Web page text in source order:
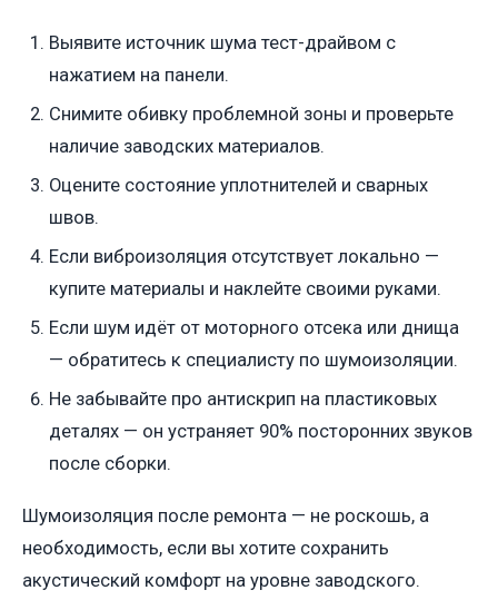
Выявите источник шума тест-драйвом с
нажатием на панели.
Снимите обивку проблемной зоны и проверьте
наличие заводских материалов.
Оцените состояние уплотнителей и сварных
швов.
Если виброизоляция отсутствует локально —
купите материалы и наклейте своими руками.
Если шум идёт от моторного отсека или днища
— обратитесь к специалисту по шумоизоляции.
Не забывайте про антискрип на пластиковых
деталях — он устраняет 90% посторонних звуков
после сборки.
Шумоизоляция после ремонта — не роскошь, а
необходимость, если вы хотите сохранить
акустический комфорт на уровне заводского.